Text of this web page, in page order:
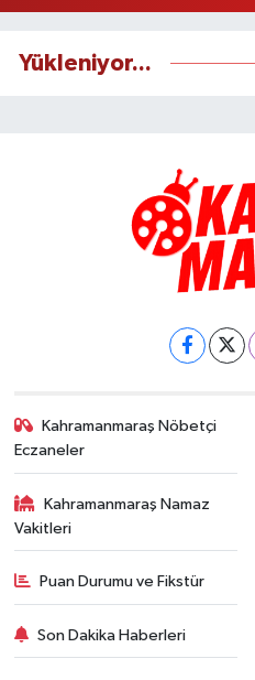
Yükleniyor...
Kahramanmaraş Nöbetçi
Eczaneler
Kahramanmaraş Namaz
Vakitleri
Puan Durumu ve Fikstür
Son Dakika Haberleri